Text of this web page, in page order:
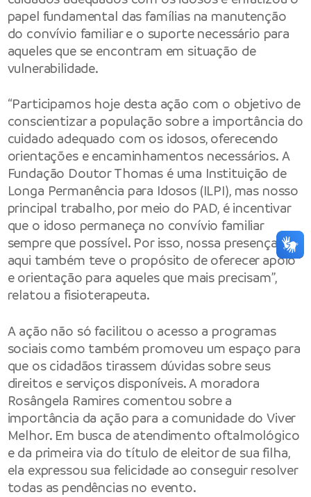
papel fundamental das famílias na manutenção
do convívio familiar e o suporte necessário para
aqueles que se encontram em situação de
vulnerabilidade.
“Participamos hoje desta ação com o objetivo de
conscientizar a população sobre a importância do
cuidado adequado com os idosos, oferecendo
orientações e encaminhamentos necessários. A
Fundação Doutor Thomas é uma Instituição de
Longa Permanência para Idosos (ILPI), mas nosso
principal trabalho, por meio do PAD, é incentivar
que o idoso permaneça no convívio familiar
sempre que possível. Por isso, nossa presença
aqui também teve o propósito de oferecer apoio
e orientação para aqueles que mais precisam”,
relatou a fisioterapeuta.
A ação não só facilitou o acesso a programas
sociais como também promoveu um espaço para
que os cidadãos tirassem dúvidas sobre seus
direitos e serviços disponíveis. A moradora
Rosângela Ramires comentou sobre a
importância da ação para a comunidade do Viver
Melhor. Em busca de atendimento oftalmológico
e da primeira via do título de eleitor de sua filha,
ela expressou sua felicidade ao conseguir resolver
todas as pendências no evento.